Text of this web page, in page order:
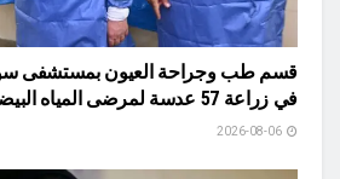
قسم طب وجراحة العيون بمستشفى
في زراعة 57 عدسة لمرضى المياه البيضاء